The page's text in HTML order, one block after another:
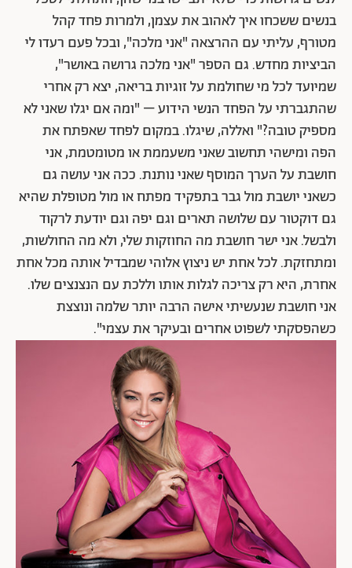
בנשים ששכחו איך לאהוב את עצמן, ולמרות פחד קהל
מטורף, עליתי עם ההרצאה "אני מלכה", ובכל פעם רעדו לי
הביציות מחדש. גם הספר "אני מלכה גרושה באושר",
שמיועד לכל מי שחולמת על זוגיות בריאה, יצא רק אחרי
שהתגברתי על הפחד הנשי הידוע – "ומה אם יגלו שאני לא
מספיק טובה?" ואללה, שיגלו. במקום לפחד שאפתח את
הפה ומישהי תחשוב שאני משעממת או מטומטמת, אני
חושבת על הערך המוסף שאני נותנת. ככה אני עושה גם
כשאני יושבת מול גבר בתפקיד מפתח או מול מטופלת שהיא
גם דוקטור עם שלושה תארים וגם יפה וגם יודעת לרקוד
ולבשל. אני ישר חושבת מה החוזקות שלי, ולא מה החולשות,
ומתחזקת. לכל אחת יש ניצוץ אלוהי שמבדיל אותה מכל אחת
אחרת, היא רק צריכה לגלות אותו וללכת עם הנצנצים שלו.
אני חושבת שנעשיתי אישה הרבה יותר שלמה ונוצצת
כשהפסקתי לשפוט אחרים ובעיקר את עצמי".